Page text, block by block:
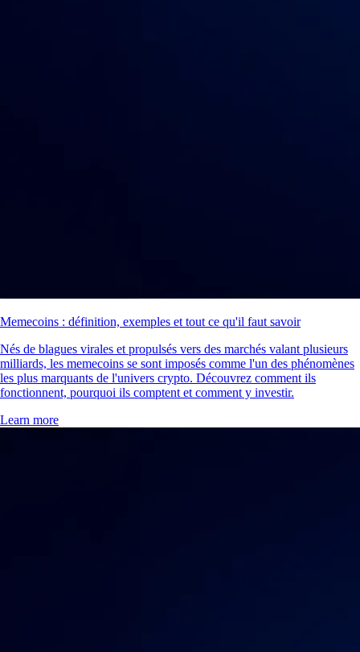
Memecoins : définition, exemples et tout ce qu'il faut savoir
Nés de blagues virales et propulsés vers des marchés valant plusieurs
milliards, les memecoins se sont imposés comme l'un des phénomènes
les plus marquants de l'univers crypto. Découvrez comment ils
fonctionnent, pourquoi ils comptent et comment y investir.
Learn more